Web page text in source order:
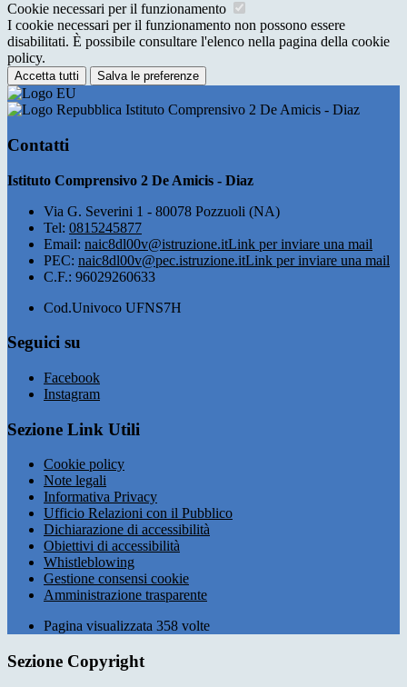
Cookie necessari per il funzionamento
I cookie necessari per il funzionamento non possono essere
disabilitati. È possibile consultare l'elenco nella pagina della cookie
policy.
Accetta tutti Salva le preferenze
Istituto Comprensivo 2 De Amicis - Diaz
Contatti
Istituto Comprensivo 2 De Amicis - Diaz
Via G. Severini 1 - 80078 Pozzuoli (NA)
Tel: 0815245877
Email: naic8dl00v@istruzione.itLink per inviare una mail
PEC: naic8dl00v@pec.istruzione.itLink per inviare una mail
C.F.: 96029260633
Cod.Univoco UFNS7H
Seguici su
Facebook
Instagram
Sezione Link Utili
Cookie policy
Note legali
Informativa Privacy
Ufficio Relazioni con il Pubblico
Dichiarazione di accessibilità
Obiettivi di accessibilità
Whistleblowing
Gestione consensi cookie
Amministrazione trasparente
Pagina visualizzata 358 volte
Sezione Copyright